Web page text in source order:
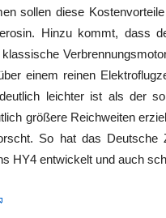
sollen diese
Hinzu kommt, dass
einem reinen
leichter ist als der
größere Reichweiten
So hat das Deutsche
HY4 entwickelt und auch